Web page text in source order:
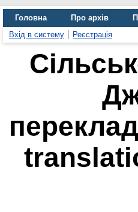
Головна Про архів
Вхід в систему
Реєстрація